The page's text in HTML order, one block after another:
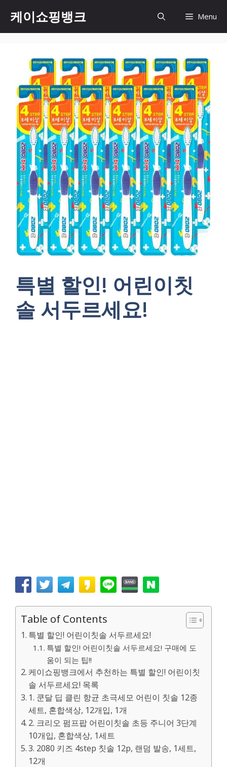
content
케이쇼핑뱅크 Menu
특별 할인! 어린이칫
솔 서두르세요!
Table of Contents
특별 할인! 어린이칫솔 서두르세요!
특별 할인! 어린이칫솔 서두르세요! 구매에 도
움이 되는 팁!!
케이쇼핑뱅크에서 추천하는 특별 할인! 어린이칫
솔 서두르세요! 목록
1. 쿤달 딥 클린 항균 초극세모 어린이 칫솔 12종
세트, 혼합색상, 12개입, 1개
2. 크리오 펌프팝 어린이칫솔 초등 주니어 3단계
10개입, 혼합색상, 1세트
3. 2080 키즈 4step 칫솔 12p, 랜덤 발송, 1세트,
12개